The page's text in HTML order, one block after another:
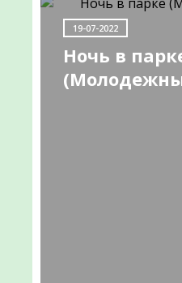
09-
2022
19-07-2022
Ночь в